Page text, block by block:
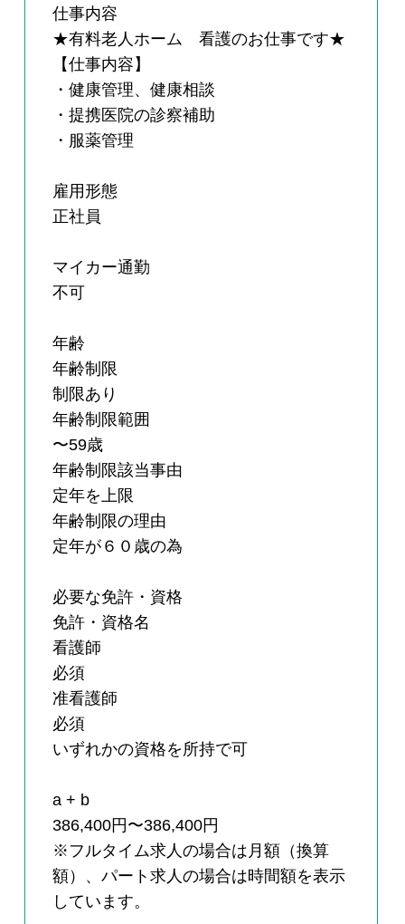
仕事内容
★有料老人ホーム 看護のお仕事です★
【仕事内容】
・健康管理、健康相談
・提携医院の診察補助
・服薬管理
雇用形態
正社員
マイカー通勤
不可
年齢
年齢制限
制限あり
年齢制限範囲
〜59歳
年齢制限該当事由
定年を上限
年齢制限の理由
定年が６０歳の為
必要な免許・資格
免許・資格名
看護師
必須
准看護師
必須
いずれかの資格を所持で可
a + b
386,400円〜386,400円
※フルタイム求人の場合は月額（換算
額）、パート求人の場合は時間額を表示
しています。